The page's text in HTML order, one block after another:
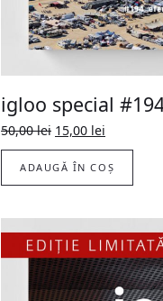
igloo special
50,00lei Prețul
inițial
a
fost:
15,00 lei
curent
este:
15,00 lei.
ADAUGĂ ÎN COȘ